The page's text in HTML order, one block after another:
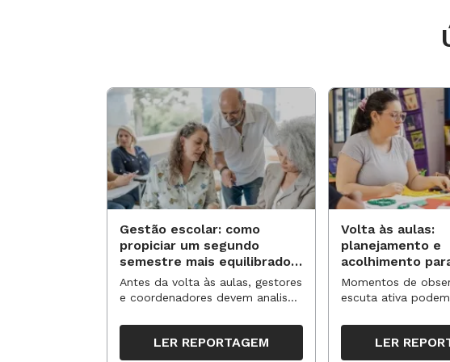
Gestão escolar: como
propiciar um segundo
semestre mais equilibrado
para os professores?
Antes da volta às aulas, gestores
e coordenadores devem analisar
organizar ações para orientar o
trabalho pedagógico ao longo
do período
LER REPORTAGEM
Volta às aulas:
planejamento e
acolhimento
novas
Momentos de
escuta ativa
tempos, espaços
segundo semestre
LER